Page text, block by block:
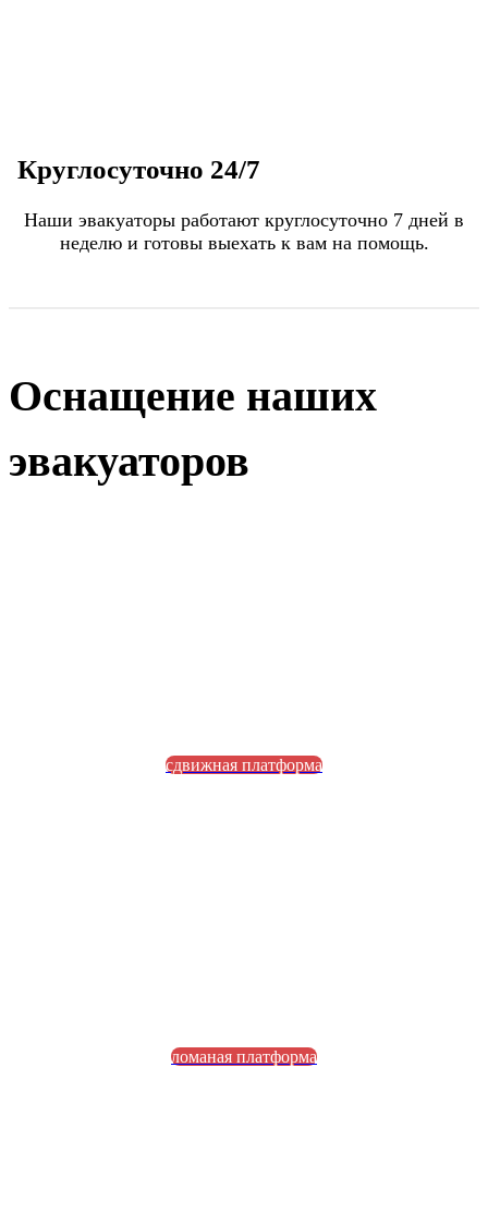
Круглосуточно 24/7
Наши эвакуаторы работают круглосуточно 7 дней в
неделю и готовы выехать к вам на помощь.
Оснащение наших
эвакуаторов
сдвижная платформа
ломаная платформа